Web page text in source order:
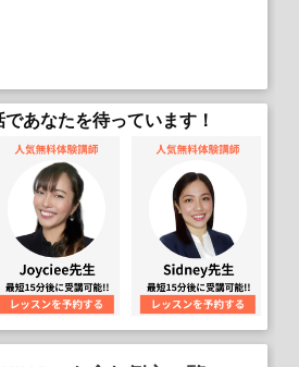
あなたを待っています！